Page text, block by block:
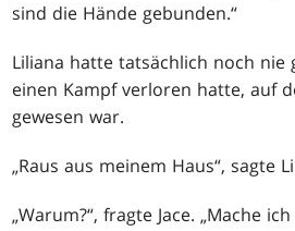
sind die Hände gebunden.“
Liliana hatte tatsächlich noch nie
einen Kampf verloren hatte, auf
gewesen war.
„Raus aus meinem Haus“, sagte
„Warum?“, fragte Jace. „Mache